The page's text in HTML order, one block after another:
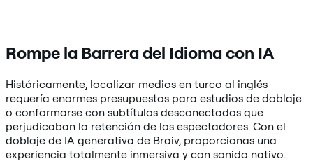
Rompe la Barrera del Idioma con IA
Históricamente, localizar medios en turco al inglés
requería enormes presupuestos para estudios de doblaje
o conformarse con subtítulos desconectados que
perjudicaban la retención de los espectadores. Con el
doblaje de IA generativa de Braiv, proporcionas una
experiencia totalmente inmersiva y con sonido nativo.